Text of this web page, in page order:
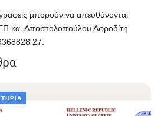
μπορούν να απευθύνονται
κα. Αποστολοπούλου Αφροδίτη
27.